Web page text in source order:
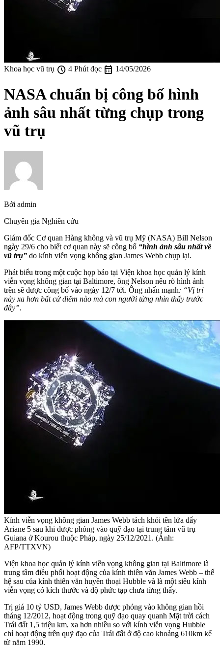
Khoa học vũ trụ schedule 4 Phút đọc calendar_month 14/05/2026
NASA chuẩn bị công bố hình
ảnh sâu nhất từng chụp trong
vũ trụ
Bởi admin
Chuyên gia Nghiên cứu
Giám đốc Cơ quan Hàng không và vũ trụ Mỹ (NASA) Bill Nelson
ngày 29/6 cho biết cơ quan này sẽ công bố “hình ảnh sâu nhất về
vũ trụ” do kính viễn vọng không gian James Webb chụp lại.
Phát biểu trong một cuộc họp báo tại Viện khoa học quản lý kính
viễn vọng không gian tại Baltimore, ông Nelson nêu rõ hình ảnh
trên sẽ được công bố vào ngày 12/7 tới. Ông nhấn mạnh: “Vị trí
này xa hơn bất cứ điểm nào mà con người từng nhìn thấy trước
đây”.
Kính viễn vọng không gian James Webb tách khỏi tên lửa đẩy
Ariane 5 sau khi được phóng vào quỹ đạo tại trung tâm vũ trụ
Guiana ở Kourou thuộc Pháp, ngày 25/12/2021. (Ảnh:
AFP/TTXVN)
Viện khoa học quản lý kính viễn vọng không gian tại Baltimore là
trung tâm điều phối hoạt động của kính thiên văn James Webb – thế
hệ sau của kính thiên văn huyền thoại Hubble và là một siêu kính
viễn vọng có kích thước và độ phức tạp chưa từng thấy.
Trị giá 10 tỷ USD, James Webb được phóng vào không gian hồi
tháng 12/2012, hoạt động trong quỹ đạo quay quanh Mặt trời cách
Trái đất 1,5 triệu km, xa hơn nhiều so với kính viễn vọng Hubble
chỉ hoạt động trên quỹ đạo của Trái đất ở độ cao khoảng 610km kể
từ năm 1990.